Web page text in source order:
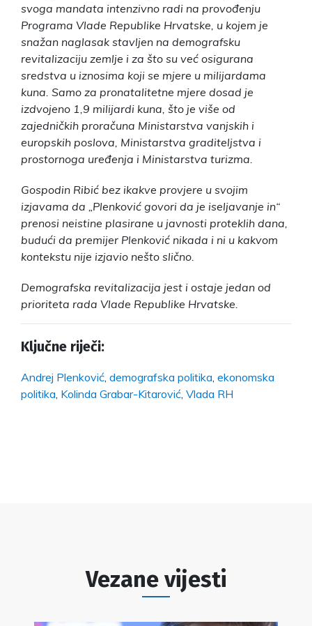
svoga mandata intenzivno radi na provođenju
Programa Vlade Republike Hrvatske, u kojem je
snažan naglasak stavljen na demografsku
revitalizaciju zemlje i za što su već osigurana
sredstva u iznosima koji se mjere u milijardama
kuna. Samo za pronatalitetne mjere dosad je
izdvojeno 1,9 milijardi kuna, što je više od
zajedničkih proračuna Ministarstva vanjskih i
europskih poslova, Ministarstva graditeljstva i
prostornoga uređenja i Ministarstva turizma.
Gospodin Ribić bez ikakve provjere u svojim
izjavama da „Plenković govori da je iseljavanje in“
prenosi neistine plasirane u javnosti proteklih dana,
budući da premijer Plenković nikada i ni u kakvom
kontekstu nije izjavio nešto slično.
Demografska revitalizacija jest i ostaje jedan od
prioriteta rada Vlade Republike Hrvatske.
Ključne riječi:
Andrej Plenković demografska politika ekonomska
politika Kolinda Grabar-Kitarović Vlada RH
Vezane vijesti